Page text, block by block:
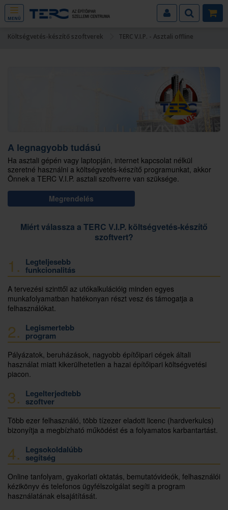
MENÜ
Költségvetés-készítő szoftverek TERC V.I.P. - Asztali offline
A legnagyobb tudású
Ha asztali gépén vagy laptopján, internet kapcsolat nélkül
szeretné használni a költségvetés-készítő programunkat, akkor
Önnek a TERC V.I.P. asztali szoftverre van szüksége.
Megrendelés
Miért válassza a TERC V.I.P. költségvetés-készítő
szoftvert?
1. Legteljesebb
funkcionalitás
A tervezési szinttől az utókalkulációig minden egyes
munkafolyamatban hatékonyan részt vesz és támogatja a
felhasználókat.
2. Legismertebb
program
Pályázatok, beruházások, nagyobb építőipari cégek általi
használat miatt kikerülhetetlen a hazai építőipari költségvetési
piacon.
3. Legelterjedtebb
szoftver
Több ezer felhasználó, több tízezer eladott licenc (hardverkulcs)
bizonyítja a megbízható működést és a folyamatos karbantartást.
4. Legsokoldalúbb
segítség
Online tanfolyam, gyakorlati oktatás, bemutatóvideók, felhasználói
kézikönyv és telefonos ügyfélszolgálat segíti a program
használatának elsajátítását.